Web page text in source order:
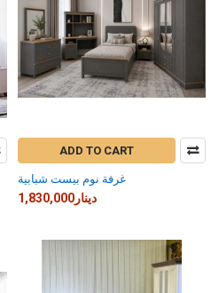
ADD TO CART
غرفة نوم بيست شبابية
1,830,000دينار